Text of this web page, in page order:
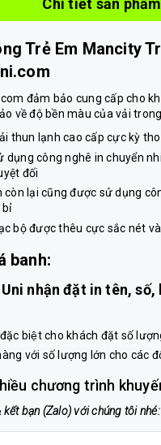
Chi tiết sản phẩm
Trẻ Em Mancity
đảm bảo cung cấp cho
về độ bền màu của vải
thun lạnh cao cấp cực kỳ
dụng công nghê in chuyển
đối
còn lại cũng được sử dụng
bỉ
bộ được thêu cực sắc nét và
banh:
nhận đặt in tên,
biệt cho khách đặt số
với số lượng lớn cho các
chương trình
kết bạn (Zalo) với chúng tôi